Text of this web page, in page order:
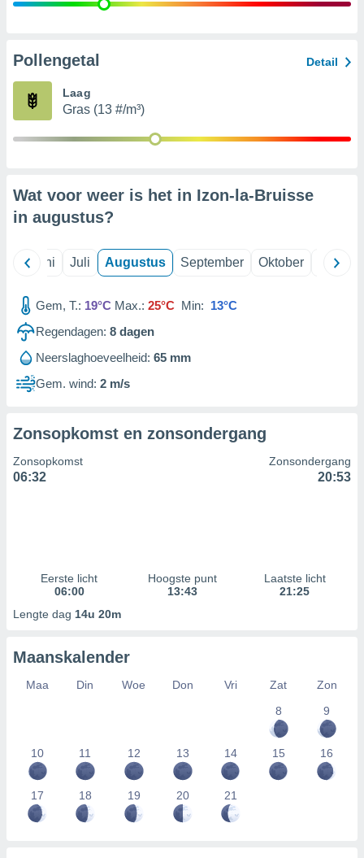
Pollengetal Detail
Laag
Gras (13 #/m³)
Wat voor weer is het in Izon-la-Bruisse
in augustus?
Juni Juli Augustus September Oktober
Gem, T.: 19°C Max.: 25°C Min: 13°C
Regendagen: 8 dagen
Neerslaghoeveelheid: 65 mm
Gem. wind: 2 m/s
Zonsopkomst en zonsondergang
Zonsopkomst
06:32
Zonsondergang
20:53
Eerste licht
06:00
Hoogste punt
13:43
Laatste licht
21:25
Lengte dag 14u 20m
Maanskalender
Maa Din Woe Don Vri Zat
Zon
8
9
10 11 12 13 14 15 16
17 18 19 20 21